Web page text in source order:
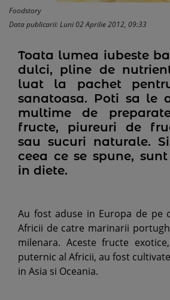
Foodstory
Data publicarii: Luni 02 Aprilie 2012, 09:33
Toata lumea iubeste
dulci, pline de
luat la pachet
sanatoasa. Poti sa le
multime de
fructe, piureuri de
sau sucuri naturale.
ceea ce se spune,
in diete.
Au fost aduse in Europa de pe
Africii de catre marinarii
milenara. Aceste fructe
puternic al Africii, au fost
in Asia si Oceania.